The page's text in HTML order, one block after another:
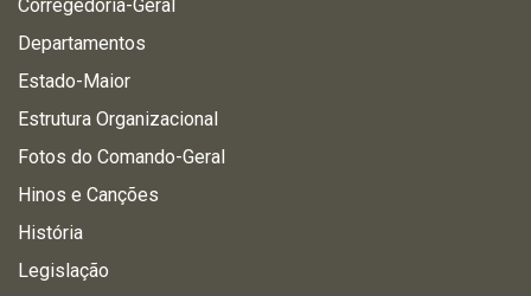
Corregedoria-Geral
Departamentos
Estado-Maior
Estrutura Organizacional
Fotos do Comando-Geral
Hinos e Canções
História
Legislação